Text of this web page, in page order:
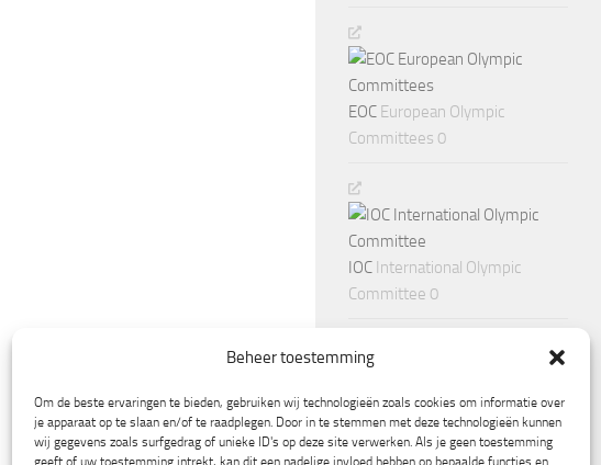
Beheer toestemming
Om de beste ervaringen te bieden, gebruiken wij technologieën zoals cookies om informatie over
je apparaat op te slaan en/of te raadplegen. Door in te stemmen met deze technologieën kunnen
wij gegevens zoals surfgedrag of unieke ID's op deze site verwerken. Als je geen toestemming
geeft of uw toestemming intrekt, kan dit een nadelige invloed hebben op bepaalde functies en
EOC European Olympic
Committees 0
IOC International Olympic
Committee 0